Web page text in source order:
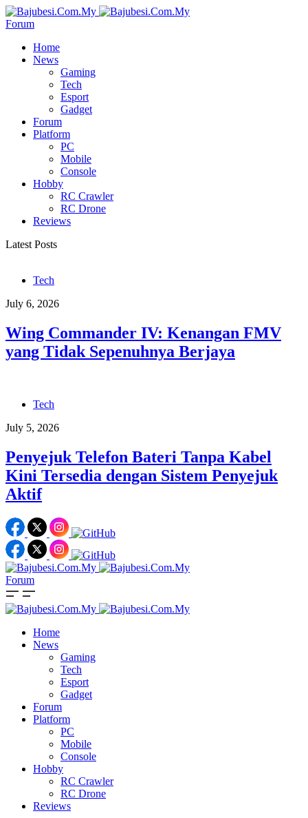
Forum
Home
News
Gaming
Tech
Esport
Gadget
Forum
Platform
PC
Mobile
Console
Hobby
RC Crawler
RC Drone
Reviews
Latest Posts
Tech
July 6, 2026
Wing Commander IV: Kenangan FMV
yang Tidak Sepenuhnya Berjaya
Tech
July 5, 2026
Penyejuk Telefon Bateri Tanpa Kabel
Kini Tersedia dengan Sistem Penyejuk
Aktif
Forum
Home
News
Gaming
Tech
Esport
Gadget
Forum
Platform
PC
Mobile
Console
Hobby
RC Crawler
RC Drone
Reviews